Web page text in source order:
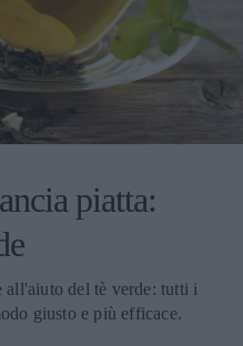
piatta:
all'aiuto del tè verde: tutti i
giusto e più efficace.